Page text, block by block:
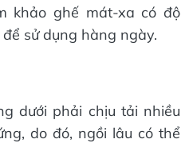
khảo ghế mát-xa có độ
sử dụng hàng ngày.
dưới phải chịu tải nhiều
do đó, ngồi lâu có thể